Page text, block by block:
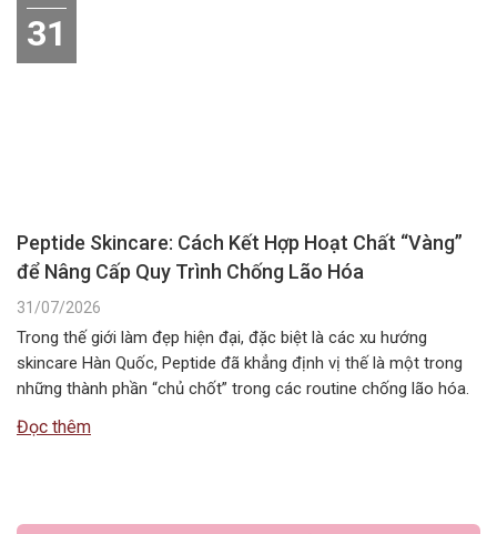
31
Peptide Skincare: Cách Kết Hợp Hoạt Chất “Vàng”
để Nâng Cấp Quy Trình Chống Lão Hóa
31/07/2026
Trong thế giới làm đẹp hiện đại, đặc biệt là các xu hướng
skincare Hàn Quốc, Peptide đã khẳng định vị thế là một trong
những thành phần “chủ chốt” trong các routine chống lão hóa.
nhất vẫn là băn…
Đọc thêm